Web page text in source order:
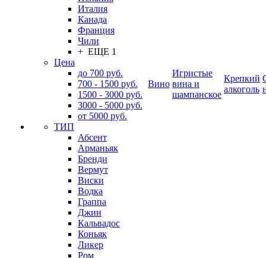
Италия
Канада
Франция
Чили
+ ЕЩЕ 1
Цена
до 700 руб.
700 - 1500 руб.
1500 - 3000 руб.
3000 - 5000 руб.
от 5000 руб.
ТИП
Абсент
Арманьяк
Бренди
Вермут
Виски
Водка
Граппа
Джин
Кальвадос
Коньяк
Ликер
Ром
Вино
Игристые
вина и
шампанское
Крепкий
алкоголь